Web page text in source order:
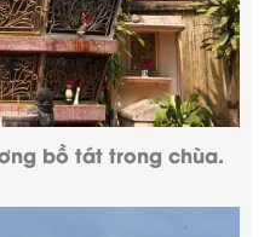
bồ tát trong chùa.